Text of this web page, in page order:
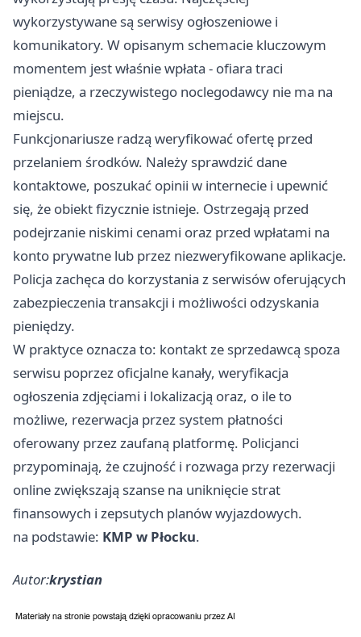
wykorzystywane są serwisy ogłoszeniowe i
komunikatory. W opisanym schemacie kluczowym
momentem jest właśnie wpłata - ofiara traci
pieniądze, a rzeczywistego noclegodawcy nie ma na
miejscu.
Funkcjonariusze radzą weryfikować ofertę przed
przelaniem środków. Należy sprawdzić dane
kontaktowe, poszukać opinii w internecie i upewnić
się, że obiekt fizycznie istnieje. Ostrzegają przed
podejrzanie niskimi cenami oraz przed wpłatami na
konto prywatne lub przez niezweryfikowane aplikacje.
Policja zachęca do korzystania z serwisów oferujących
zabezpieczenia transakcji i możliwości odzyskania
pieniędzy.
W praktyce oznacza to: kontakt ze sprzedawcą spoza
serwisu poprzez oficjalne kanały, weryfikacja
ogłoszenia zdjęciami i lokalizacją oraz, o ile to
możliwe, rezerwacja przez system płatności
oferowany przez zaufaną platformę. Policjanci
przypominają, że czujność i rozwaga przy rezerwacji
online zwiększają szanse na uniknięcie strat
finansowych i zepsutych planów wyjazdowych.
na podstawie: KMP w Płocku.
Autor:krystian